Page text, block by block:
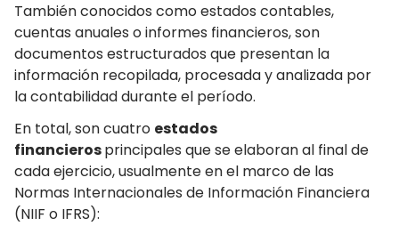
También conocidos como estados contables,
cuentas anuales o informes financieros, son
documentos estructurados que presentan la
información recopilada, procesada y analizada por
la contabilidad durante el período.
En total, son cuatro estados
financierosprincipales que se elaboran al final de
cada ejercicio, usualmente en el marco de las
Normas Internacionales de Información Financiera
(NIIF o IFRS):